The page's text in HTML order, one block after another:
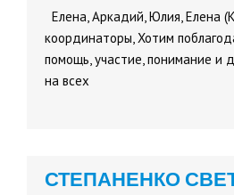
Елена, Аркадий, Юлия, Елена
координаторы, Хотим
помощь, участие, понимание и
на всех
СТЕПАНЕНКО